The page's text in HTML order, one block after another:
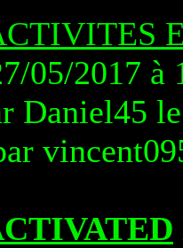
05/2017 à
Daniel45